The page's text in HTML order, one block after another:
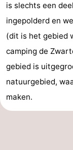
is slechts een
ingepolderd en
(dit is het gebied
camping de
gebied is
natuurgebied,
maken.